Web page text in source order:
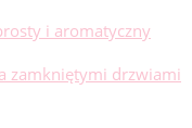
i aromatyczny
zamkniętymi drzwiami